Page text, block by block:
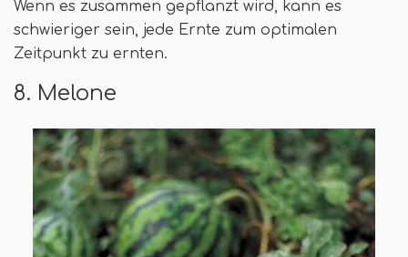
Wenn es zusammen gepflanzt wird, kann es
schwieriger sein, jede Ernte zum optimalen
Zeitpunkt zu ernten.
8. Melone